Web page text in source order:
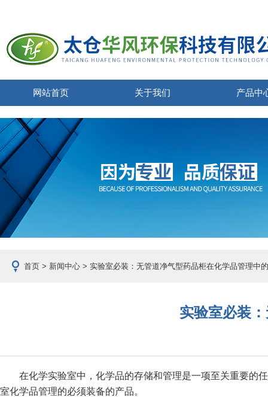
网站首页 关于我们 产品中
首页 > 新闻中心 > 实验室必装：无管道净气型药品柜在化学品管理中
实验室必装
在化学实验室中，化学品的存储和管理是一项至关重要的任
室化学品管理的必须装备的产品。